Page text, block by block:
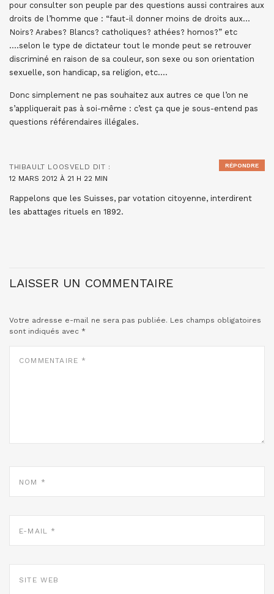
pour consulter son peuple par des questions aussi contraires aux
droits de l’homme que : “faut-il donner moins de droits aux…
Noirs? Arabes? Blancs? catholiques? athées? homos?” etc
….selon le type de dictateur tout le monde peut se retrouver
discriminé en raison de sa couleur, son sexe ou son orientation
sexuelle, son handicap, sa religion, etc….
Donc simplement ne pas souhaitez aux autres ce que l’on ne
s’appliquerait pas à soi-même : c’est ça que je sous-entend pas
questions référendaires illégales.
THIBAULT LOOSVELD DIT :
12 MARS 2012 À 21 H 22 MIN
Rappelons que les Suisses, par votation citoyenne, interdirent
les abattages rituels en 1892.
RÉPONDRE
LAISSER UN COMMENTAIRE
Votre adresse e-mail ne sera pas publiée. Les champs obligatoires
sont indiqués avec *
MAIL
WEB